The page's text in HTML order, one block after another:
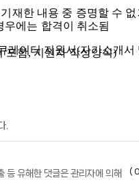
재한 내용 중 증명할 수
우에는 합격이 취소됨
레이터 지원서(자기소개서
포함,지원자 작성양식)
.
등 유해한 댓글은 관리자에 의해
(